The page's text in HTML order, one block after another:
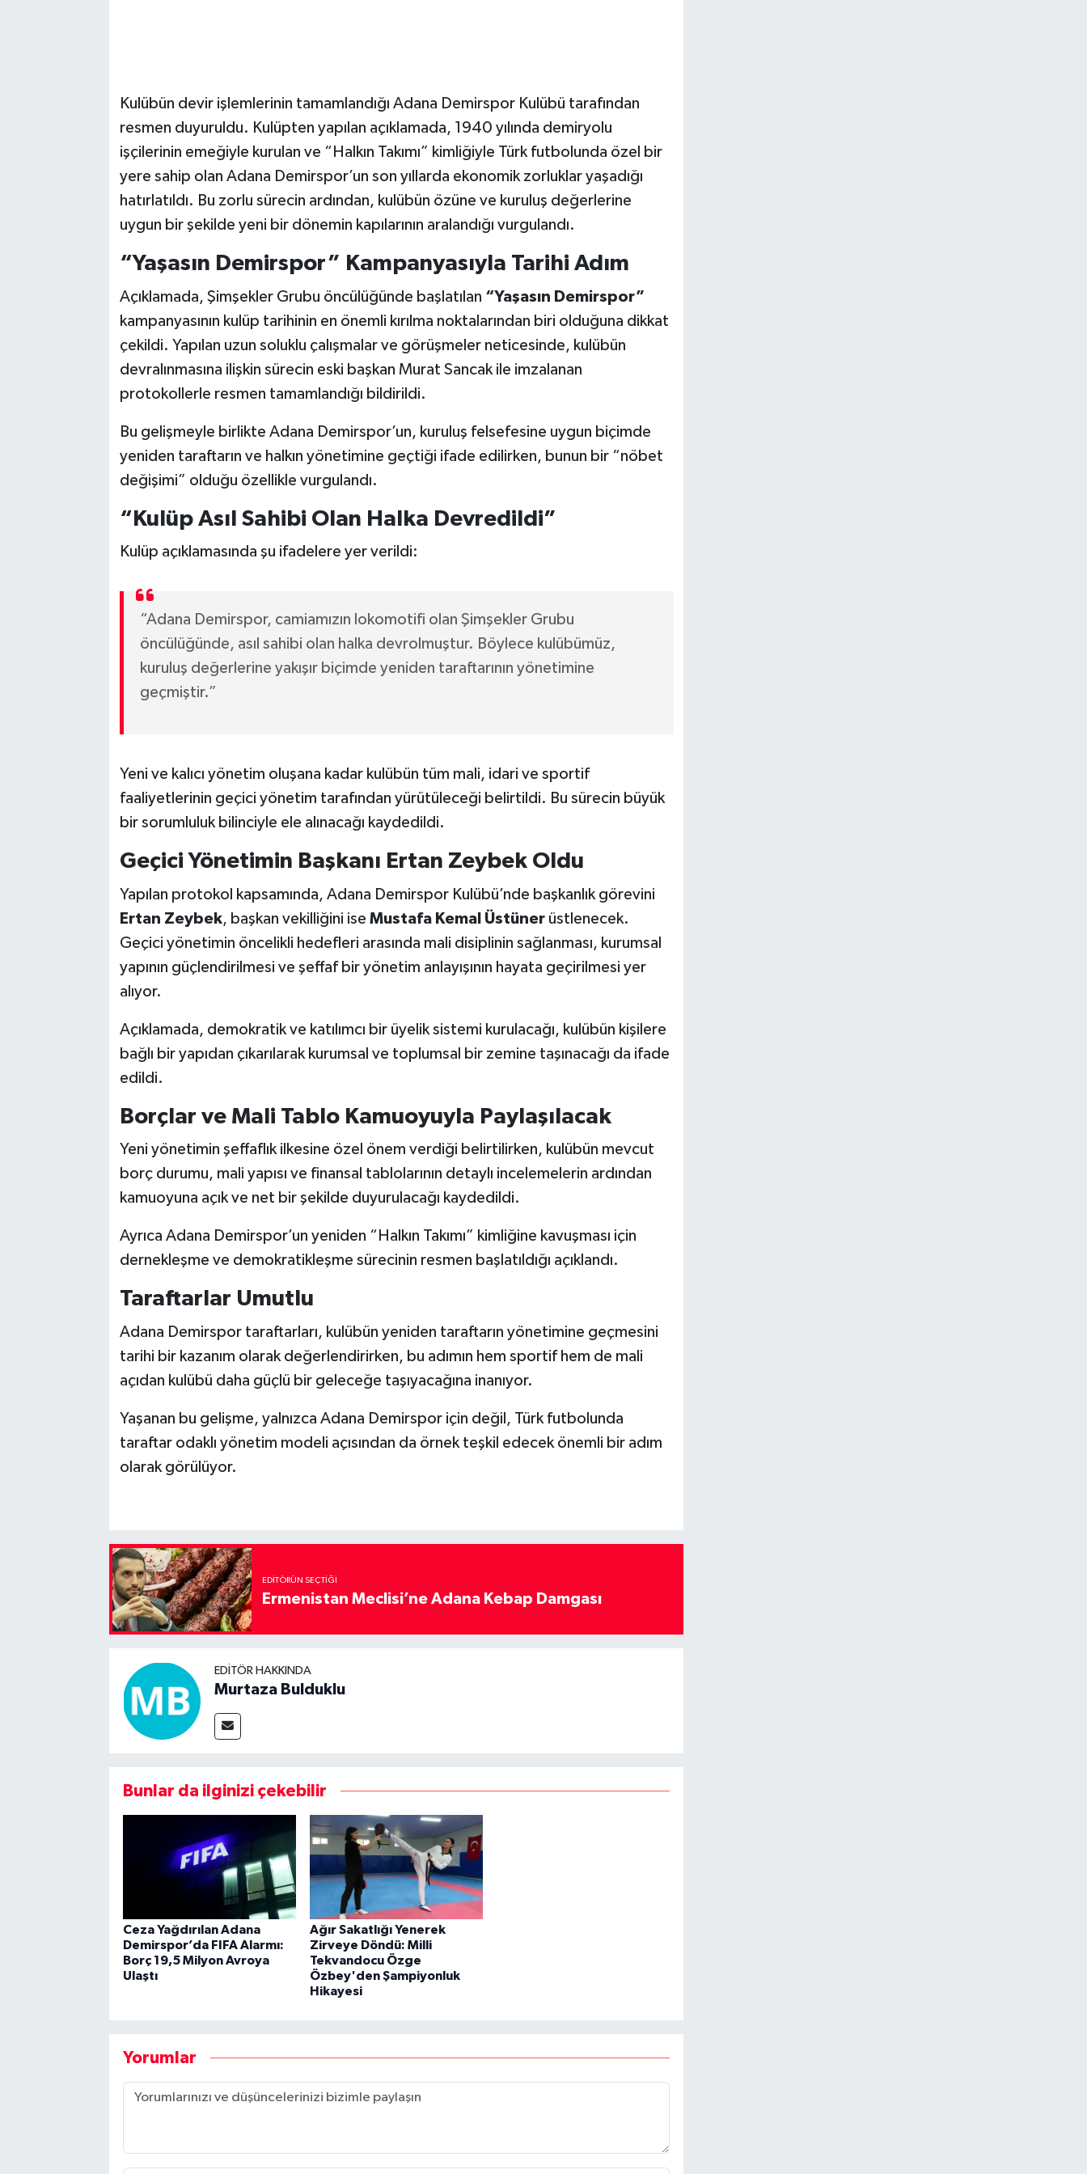
Kulübün devir işlemlerinin tamamlandığı Adana Demirspor Kulübü tarafından
resmen duyuruldu. Kulüpten yapılan açıklamada, 1940 yılında demiryolu
işçilerinin emeğiyle kurulan ve “Halkın Takımı” kimliğiyle Türk futbolunda özel bir
yere sahip olan Adana Demirspor’un son yıllarda ekonomik zorluklar yaşadığı
hatırlatıldı. Bu zorlu sürecin ardından, kulübün özüne ve kuruluş değerlerine
uygun bir şekilde yeni bir dönemin kapılarının aralandığı vurgulandı.
“Yaşasın Demirspor” Kampanyasıyla Tarihi Adım
Açıklamada, Şimşekler Grubu öncülüğünde başlatılan “Yaşasın Demirspor”
kampanyasının kulüp tarihinin en önemli kırılma noktalarından biri olduğuna dikkat
çekildi. Yapılan uzun soluklu çalışmalar ve görüşmeler neticesinde, kulübün
devralınmasına ilişkin sürecin eski başkan Murat Sancak ile imzalanan
protokollerle resmen tamamlandığı bildirildi.
Bu gelişmeyle birlikte Adana Demirspor’un, kuruluş felsefesine uygun biçimde
yeniden taraftarın ve halkın yönetimine geçtiği ifade edilirken, bunun bir “nöbet
değişimi” olduğu özellikle vurgulandı.
“Kulüp Asıl Sahibi Olan Halka Devredildi”
Kulüp açıklamasında şu ifadelere yer verildi:
“Adana Demirspor, camiamızın lokomotifi olan Şimşekler Grubu
öncülüğünde, asıl sahibi olan halka devrolmuştur. Böylece kulübümüz,
kuruluş değerlerine yakışır biçimde yeniden taraftarının yönetimine
geçmiştir.”
Yeni ve kalıcı yönetim oluşana kadar kulübün tüm mali, idari ve sportif
faaliyetlerinin geçici yönetim tarafından yürütüleceği belirtildi. Bu sürecin büyük
bir sorumluluk bilinciyle ele alınacağı kaydedildi.
Geçici Yönetimin Başkanı Ertan Zeybek Oldu
Yapılan protokol kapsamında, Adana Demirspor Kulübü’nde başkanlık görevini
Ertan Zeybek, başkan vekilliğini ise Mustafa Kemal Üstünerüstlenecek.
Geçici yönetimin öncelikli hedefleri arasında mali disiplinin sağlanması, kurumsal
yapının güçlendirilmesi ve şeffaf bir yönetim anlayışının hayata geçirilmesi yer
alıyor.
Açıklamada, demokratik ve katılımcı bir üyelik sistemi kurulacağı, kulübün kişilere
bağlı bir yapıdan çıkarılarak kurumsal ve toplumsal bir zemine taşınacağı da ifade
edildi.
Borçlar ve Mali Tablo Kamuoyuyla Paylaşılacak
Yeni yönetimin şeffaflık ilkesine özel önem verdiği belirtilirken, kulübün mevcut
borç durumu, mali yapısı ve finansal tablolarının detaylı incelemelerin ardından
kamuoyuna açık ve net bir şekilde duyurulacağı kaydedildi.
Ayrıca Adana Demirspor’un yeniden “Halkın Takımı” kimliğine kavuşması için
dernekleşme ve demokratikleşme sürecinin resmen başlatıldığı açıklandı.
Taraftarlar Umutlu
Adana Demirspor taraftarları, kulübün yeniden taraftarın yönetimine geçmesini
tarihi bir kazanım olarak değerlendirirken, bu adımın hem sportif hem de mali
açıdan kulübü daha güçlü bir geleceğe taşıyacağına inanıyor.
Yaşanan bu gelişme, yalnızca Adana Demirspor için değil, Türk futbolunda
taraftar odaklı yönetim modeli açısından da örnek teşkil edecek önemli bir adım
olarak görülüyor.
EDITÖRÜN SEÇTIĞI
Ermenistan Meclisi’ne Adana Kebap Damgası
EDITÖR HAKKINDA
Murtaza Bulduklu
Bunlar da ilginizi çekebilir
Ceza Yağdırılan Adana
Demirspor’da FIFA Alarmı:
Borç 19,5 Milyon Avroya
Ulaştı
Ağır Sakatlığı Yenerek
Zirveye Döndü: Milli
Tekvandocu Özge
Özbey'den Şampiyonluk
Hikayesi
Yorumlar